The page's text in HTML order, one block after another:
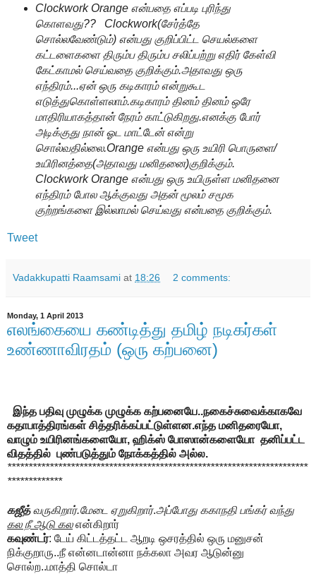
Clockwork Orange என்பதை எப்படி புரிந்து
கொளவது?? Clockwork(சேர்த்தே
சொல்லவேண்டும்) என்பது குறிப்பிட்ட செயல்களை
கட்டளைகளை திரும்ப திரும்ப சலிப்பற்று எதிர் கேள்வி
கேட்காமல் செய்வதை குறிக்கும்.அதாவது ஒரு
எந்திரம்...ஏன் ஒரு கடிகாரம் என்றுகூட
எடுத்துகொள்ளலாம்.கடிகாரம் தினம் தினம் ஒரே
மாதிரியாகத்தான் நேரம் காட்டுகிறது.எனக்கு போர்
அடிக்குது நான் ஓட மாட்டேன் என்று
சொல்வதில்லை.Orange என்பது ஒரு உயிரி பொருளை/
உயிரினத்தை(அதாவது மனிதனை)குறிக்கும்.
Clockwork Orange என்பது ஒரு உயிருள்ள மனிதனை
எந்திரம் போல ஆக்குவது அதன் மூலம் சமூக
குற்றங்களை இல்லாமல் செய்வது என்பதை குறிக்கும்.
Tweet
Vadakkupatti Raamsami at 18:26 2 comments:
Monday, 1 April 2013
எலங்கையை கண்டித்து தமிழ் நடிகர்கள்
உண்ணாவிரதம் (ஒரு கற்பனை)
இந்த பதிவு முழுக்க முழுக்க கற்பனையே..நகைச்சுவைக்காகவே
கதாபாத்திரங்கள் சித்தரிக்கப்பட்டுள்ளன.எந்த மனிதரையோ,
வாழும் உயிரினங்களையோ, ஹிக்ஸ் போஸான்களையோ தனிப்பட்ட
விதத்தில் புண்படுத்தும் நோக்கத்தில் அல்ல.
***********************************************************************
*************
கஜீத்வருகிறார்.மேடை ஏறுகிறார்.அப்போது ககாநதி பங்கர் வந்து
கல நீ ஆடு கலஎன்கிறார்
கவுண்டர்: டேய் கிட்டத்தட்ட ஆறடி ஒசரத்தில் ஒரு மனுசன்
நிக்குறாரு..நீ என்னடான்னா நக்கலா அவர ஆடுன்னு
சொல்ற..மாத்தி சொல்டா